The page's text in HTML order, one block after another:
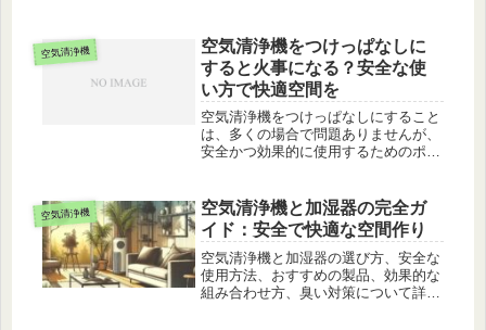
空気清浄機
空気清浄機をつけっぱなしに
すると火事になる？安全な使
い方で快適空間を
空気清浄機をつけっぱなしにすること
は、多くの場合で問題ありませんが、
安全かつ効果的に使用するためのポイ
機をつけっぱなしにすることで、部屋
の空気は常に浄化され、細かいホコリ
や...続きを読む
空気清浄機
空気清浄機と加湿器の完全ガ
イド：安全で快適な空間作り
空気清浄機と加湿器の選び方、安全な
使用方法、おすすめの製品、効果的な
組み合わせ方、臭い対策について詳し